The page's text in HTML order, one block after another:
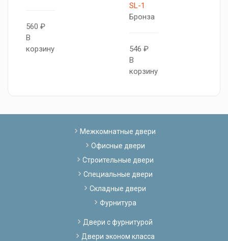
560 ₽
В
корзину
SL-1
Бронза
546 ₽
В
корзину
Межкомнатные двери
Офисные двери
Строительные двери
Специальные двери
Складные двери
Фурнитура
Двери с фурнитурой
Двери эконом класса